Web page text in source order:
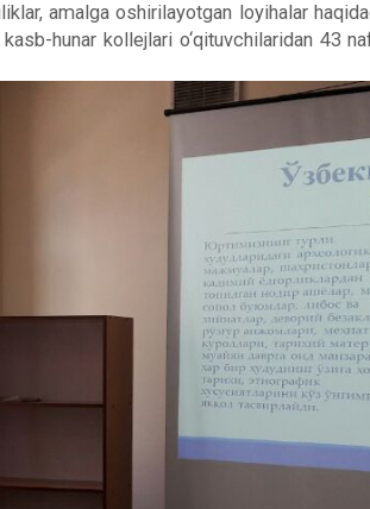
amalga oshirilayotgan loyihalar
hunar kollejlari o‘qituvchilaridan 43